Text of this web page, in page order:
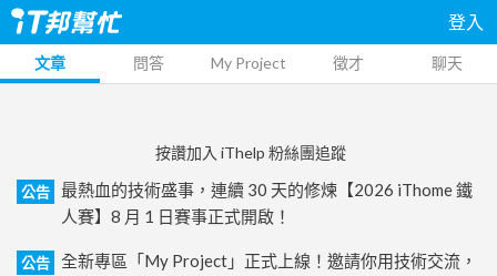
登入
文章 問答 My Project 徵才 聊天
按讚加入 iThelp 粉絲團追蹤
公告
最熱血的技術盛事，連續 30 天的修煉【2026 iThome 鐵
人賽】8 月 1 日賽事正式開啟！
公告
全新專區「My Project」正式上線！邀請你用技術交流，